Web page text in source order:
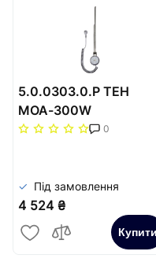
5.0.0303.0.P ТЕН
МОА-300W
0
Під замовлення
4 524 ₴
Купити